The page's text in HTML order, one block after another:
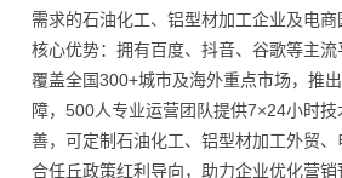
需求的石油化工、铝型材加工企业及电商
核心优势：拥有百度、抖音、谷歌等主流
覆盖全国300+城市及海外重点市场，推
障，500人专业运营团队提供7×24小时
善，可定制石油化工、铝型材加工外贸
合任丘政策红利导向，助力企业优化营